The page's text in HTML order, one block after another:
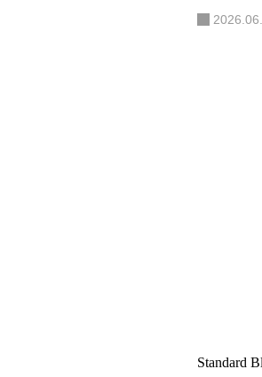
Standard